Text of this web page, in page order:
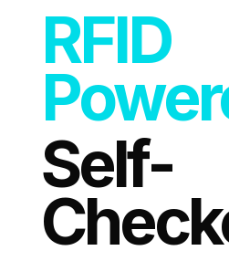
RFID
Self-